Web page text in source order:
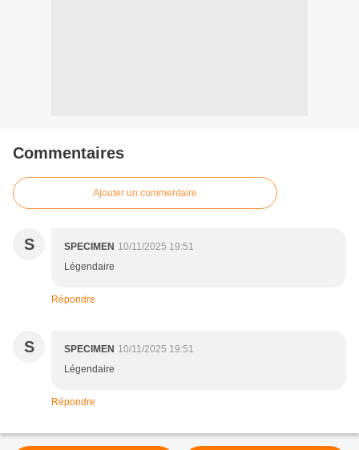
Commentaires
Ajouter un commentaire
S SPECIMEN 10/11/2025 19:51
Légendaire
Répondre
S SPECIMEN 10/11/2025 19:51
Légendaire
Répondre